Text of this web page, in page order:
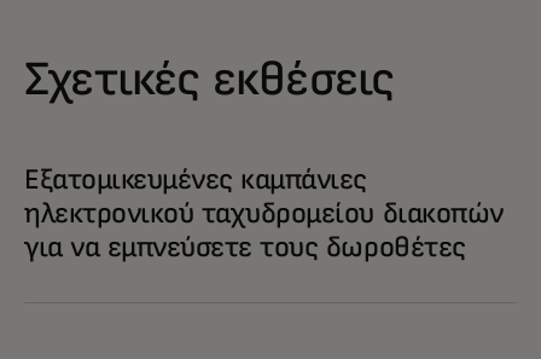
Σχετικές εκθέσεις
Εξατομικευμένες καμπάνιες
ηλεκτρονικού ταχυδρομείου διακοπών
για να εμπνεύσετε τους δωροθέτες